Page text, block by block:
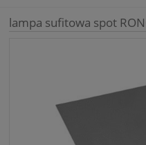
lampa sufitowa spot